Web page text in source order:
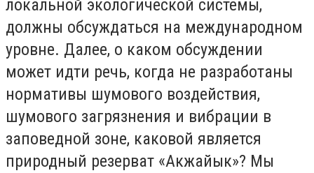
локальной экологической системы,
должны обсуждаться на международном
уровне. Далее, о каком обсуждении
может идти речь, когда не разработаны
нормативы шумового воздействия,
шумового загрязнения и вибрации в
заповедной зоне, каковой является
природный резерват «Акжайык»? Мы